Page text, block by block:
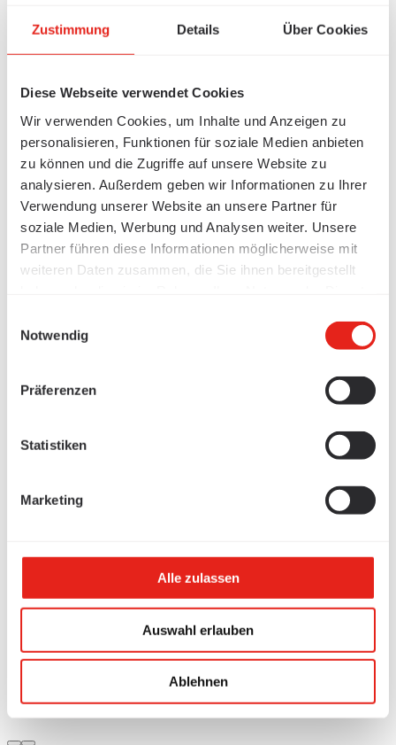
Zustimmung Details Über Cookies
Diese Webseite verwendet Cookies
Wir verwenden Cookies, um Inhalte und Anzeigen zu
personalisieren, Funktionen für soziale Medien anbieten
zu können und die Zugriffe auf unsere Website zu
analysieren. Außerdem geben wir Informationen zu Ihrer
Verwendung unserer Website an unsere Partner für
soziale Medien, Werbung und Analysen weiter. Unsere
Partner führen diese Informationen möglicherweise mit
weiteren Daten zusammen, die Sie ihnen bereitgestellt
Notwendig
Präferenzen
Statistiken
Marketing
Alle zulassen
Auswahl erlauben
Ablehnen